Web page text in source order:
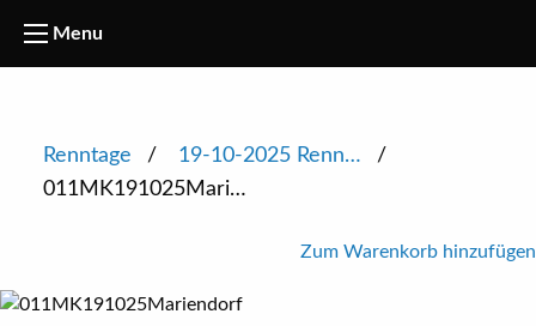
Menu
Renntage
19-10-2025 Renn…
011MK191025Mari…
Zum Warenkorb hinzufügen